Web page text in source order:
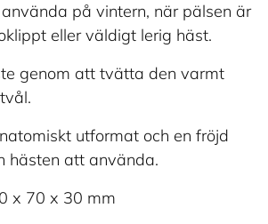
på vintern, när pälsen är
eller väldigt lerig häst.
genom att tvätta den varmt
utformat och en fröjd
hästen att använda.
x 70 x 30 mm